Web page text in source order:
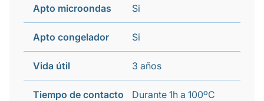
Apto microondas Si
Apto congelador Si
Vida útil 3 años
Tiempo de contacto
Durante 1h a 100ºC